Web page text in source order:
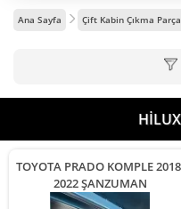
Ana Sayfa Çift Kabin Çıkma Parça
TOYOTA PRADO KOMPLE
2022 ŞANZUMAN